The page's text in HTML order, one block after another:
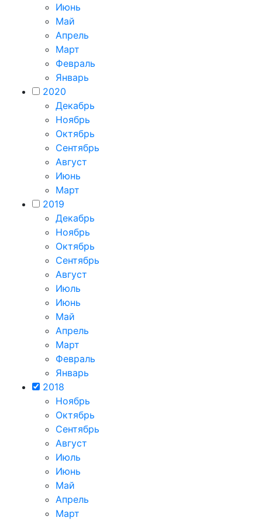
Июнь
Май
Апрель
Март
Февраль
Январь
2020
Декабрь
Ноябрь
Октябрь
Сентябрь
Август
Июнь
Март
2019
Декабрь
Ноябрь
Октябрь
Сентябрь
Август
Июль
Июнь
Май
Апрель
Март
Февраль
Январь
2018
Ноябрь
Октябрь
Сентябрь
Август
Июль
Июнь
Май
Апрель
Март